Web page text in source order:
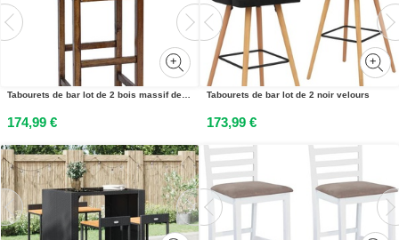
Tabourets de bar lot de 2 bois massif de récupération
174,99 €
Tabourets de bar lot de 2 noir velours
173,99 €